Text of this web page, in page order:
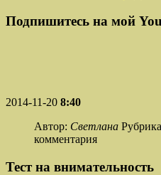
Подпишитесь на мой
2014-11-20 8:40
Автор: Светлана
комментария
Тест на внимательность